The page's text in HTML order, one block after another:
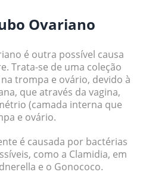
Ovariano
é outra possível causa
Trata-se de uma coleção
trompa e ovário, devido à
que através da vagina,
(camada interna que
e ovário.
é causada por bactérias
como a Clamidia, em
e o Gonococo.